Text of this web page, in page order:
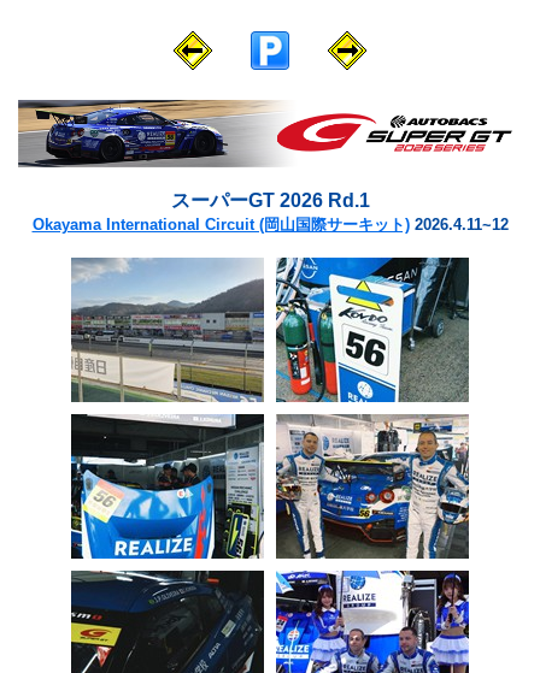
スーパーGT 2026 Rd.1
Okayama International Circuit (岡山国際サーキット)2026.4.11~12